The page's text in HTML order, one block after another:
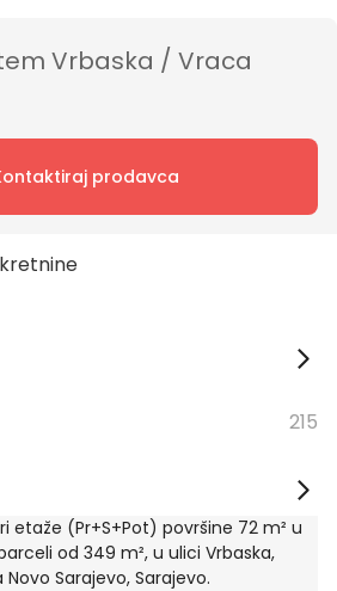
Vrbaska / Vraca
prodavca
215
(Pr+S+Pot) površine 72 m² u
od 349 m², u ulici Vrbaska,
Sarajevo, Sarajevo.